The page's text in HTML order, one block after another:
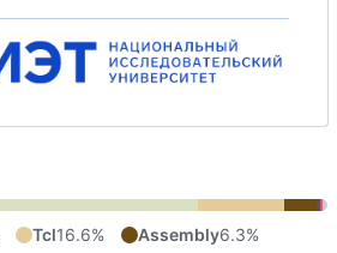
Tcl16.6% Assembly6.3%